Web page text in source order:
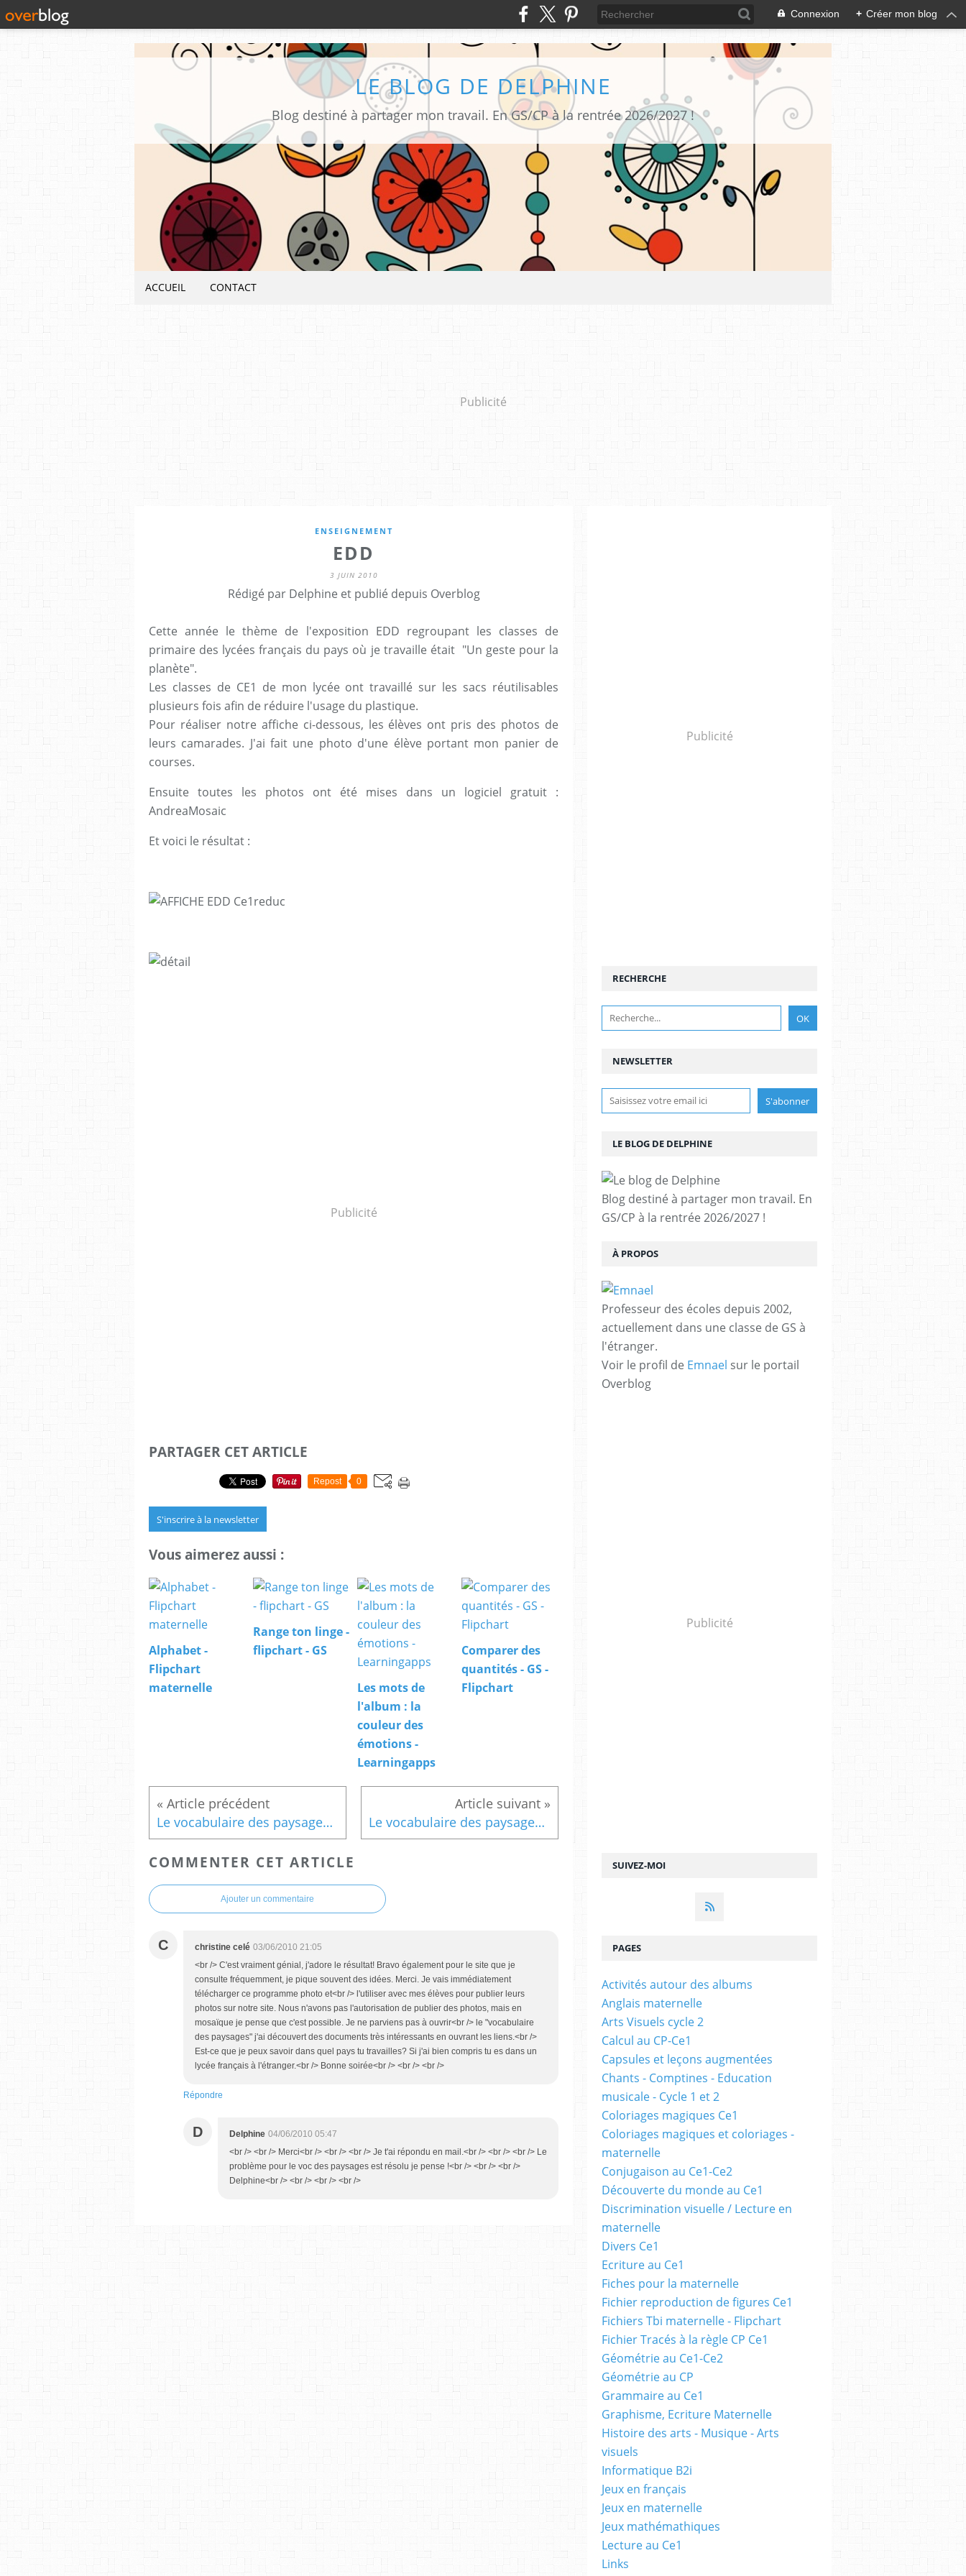
Connexion + Créer mon blog
LE BLOG DE DELPHINE
Blog destiné à partager mon travail. En GS/CP à la rentrée 2026/2027 !
ACCUEIL CONTACT
Publicité
ENSEIGNEMENT
EDD
3 JUIN 2010
Rédigé par Delphine et publié depuis Overblog
Cette année le thème de l'exposition EDD regroupant les classes de
primaire des lycées français du pays où je travaille était "Un geste pour la
planète".
Les classes de CE1 de mon lycée ont travaillé sur les sacs réutilisables
plusieurs fois afin de réduire l'usage du plastique.
Pour réaliser notre affiche ci-dessous, les élèves ont pris des photos de
leurs camarades. J'ai fait une photo d'une élève portant mon panier de
courses.
Ensuite toutes les photos ont été mises dans un logiciel gratuit :
AndreaMosaic
Et voici le résultat :
Publicité
PARTAGER CET ARTICLE
Repost 0
S'inscrire à la newsletter
Vous aimerez aussi :
Alphabet -
Flipchart
maternelle
Range ton linge -
flipchart - GS
Les mots de
l'album : la
couleur des
émotions -
Learningapps
Comparer des
quantités - GS -
Flipchart
Le vocabulaire des paysages 1 Le vocabulaire des paysages 2
COMMENTER CET ARTICLE
Ajouter un commentaire
C christine celé 03/06/2010 21:05
<br /> C'est vraiment génial, j'adore le résultat! Bravo également pour le site que je
consulte fréquemment, je pique souvent des idées. Merci. Je vais immédiatement
télécharger ce programme photo et<br /> l'utiliser avec mes élèves pour publier leurs
photos sur notre site. Nous n'avons pas l'autorisation de publier des photos, mais en
mosaïque je pense que c'est possible. Je ne parviens pas à ouvrir<br /> le "vocabulaire
des paysages" j'ai découvert des documents très intéressants en ouvrant les liens.<br />
Est-ce que je peux savoir dans quel pays tu travailles? Si j'ai bien compris tu es dans un
lycée français à l'étranger.<br /> Bonne soirée<br /> <br /> <br />
Répondre
D Delphine 04/06/2010 05:47
<br /> <br /> Merci<br /> <br /> <br /> Je t'ai répondu en mail.<br /> <br /> <br /> Le
problème pour le voc des paysages est résolu je pense !<br /> <br /> <br />
Delphine<br /> <br /> <br /> <br />
Publicité
NEWSLETTER
SUIVEZ-MOI
RECHERCHE
LE BLOG DE DELPHINE
Blog destiné à partager mon travail. En
GS/CP à la rentrée 2026/2027 !
À PROPOS
Professeur des écoles depuis 2002,
actuellement dans une classe de GS à
l'étranger.
Voir le profil de Emnael sur le portail
Overblog
Publicité
PAGES
Activités autour des albums
Anglais maternelle
Arts Visuels cycle 2
Calcul au CP-Ce1
Capsules et leçons augmentées
Chants - Comptines - Education
musicale - Cycle 1 et 2
Coloriages magiques Ce1
Coloriages magiques et coloriages -
maternelle
Conjugaison au Ce1-Ce2
Découverte du monde au Ce1
Discrimination visuelle / Lecture en
maternelle
Divers Ce1
Ecriture au Ce1
Fiches pour la maternelle
Fichier reproduction de figures Ce1
Fichiers Tbi maternelle - Flipchart
Fichier Tracés à la règle CP Ce1
Géométrie au Ce1-Ce2
Géométrie au CP
Grammaire au Ce1
Graphisme, Ecriture Maternelle
Histoire des arts - Musique - Arts
visuels
Informatique B2i
Jeux en français
Jeux en maternelle
Jeux mathémathiques
Lecture au Ce1
Links